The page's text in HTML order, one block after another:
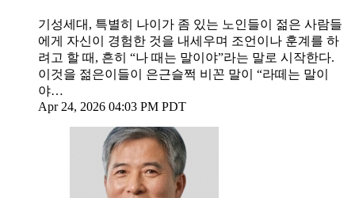
기성세대, 특별히 나이가 좀 있는 노인들이 젊은 사람들
에게 자신이 경험한 것을 내세우며 조언이나 훈계를 하
려고 할 때, 흔히 “나 때는 말이야”라는 말로 시작한다.
이것을 젊은이들이 은근슬쩍 비꼰 말이 “라떼는 말이
야…
Apr 24, 2026 04:03 PM PDT